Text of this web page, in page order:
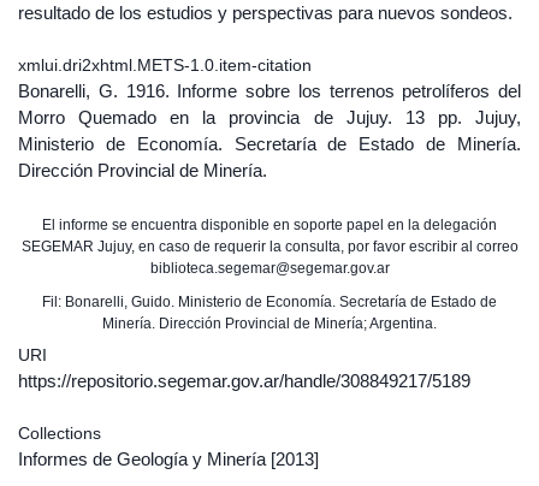
resultado de los estudios y perspectivas para nuevos sondeos.
xmlui.dri2xhtml.METS-1.0.item-citation
Bonarelli, G. 1916. Informe sobre los terrenos petrolíferos del
Morro Quemado en la provincia de Jujuy. 13 pp. Jujuy,
Ministerio de Economía. Secretaría de Estado de Minería.
Dirección Provincial de Minería.
El informe se encuentra disponible en soporte papel en la delegación
SEGEMAR Jujuy, en caso de requerir la consulta, por favor escribir al correo
biblioteca.segemar@segemar.gov.ar
Fil: Bonarelli, Guido. Ministerio de Economía. Secretaría de Estado de
Minería. Dirección Provincial de Minería; Argentina.
URI
https://repositorio.segemar.gov.ar/handle/308849217/5189
Collections
Informes de Geología y Minería [2013]